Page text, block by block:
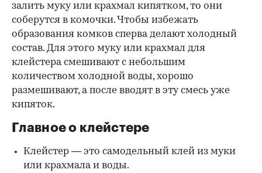
залить муку или крахмал кипятком, то они
соберутся в комочки. Чтобы избежать
образования комков сперва делают холодный
состав. Для этого муку или крахмал для
клейстера смешивают с небольшим
количеством холодной воды, хорошо
размешивают, а после вводят в эту смесь уже
кипяток.
Главное о клейстере
Клейстер — это самодельный клей из муки
или крахмала и воды.